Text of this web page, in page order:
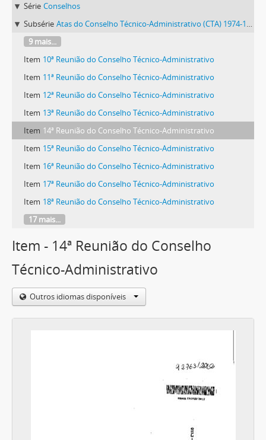
Série Conselhos
Subsérie Atas do Conselho Técnico-Administrativo (CTA) 1974-1981
9 mais...
Item 10ª Reunião do Conselho Técnico-Administrativo
Item 11ª Reunião do Conselho Técnico-Administrativo
Item 12ª Reunião do Conselho Técnico-Administrativo
Item 13ª Reunião do Conselho Técnico-Administrativo
Item 14ª Reunião do Conselho Técnico-Administrativo
Item 15ª Reunião do Conselho Técnico-Administrativo
Item 16ª Reunião do Conselho Técnico-Administrativo
Item 17ª Reunião do Conselho Técnico-Administrativo
Item 18ª Reunião do Conselho Técnico-Administrativo
17 mais...
Item - 14ª Reunião do Conselho
Técnico-Administrativo
Outros idiomas disponíveis